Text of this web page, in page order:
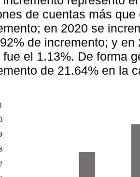
de cuentas más
en 2020 se
de incremento; y
fue el 1.13%. De forma
de 21.64% en la